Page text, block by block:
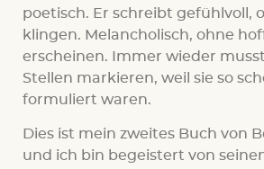
poetisch. Er schreibt gefühlvoll,
klingen. Melancholisch, ohne
erscheinen. Immer wieder
Stellen markieren, weil sie so
formuliert waren.
Dies ist mein zweites Buch von
und ich bin begeistert von